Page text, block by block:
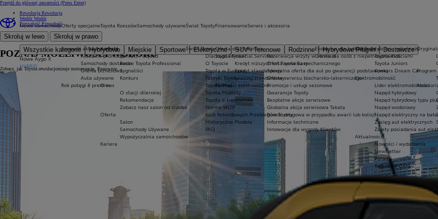
Przejdź do głównej zawartości (Press Enter)
Nowe samochody
Wszystkie kategorie Hybrydowe Miejskie Sportowe Elektryczne SUV i Terenowe Rodzinne Hybrydowe Plug-in
Dostawcze
Nowe Aygo X
HYBRID
Oferty specjalne
Sprawdź aktualne oferty
Aktualne promocje
Samochody dostawcze Toyota Professional
Oferta biznesowa
Auta używane
Rok potęgi 8 premier
Ekobonus dla hybryd Toyoty
Oferta dla osób z niepełnosprawnościami
Toyota Rzeszów
Kontakt
Kontakt i dojazd
Rodo
Sygnaliści
Konkurs
O nas
O stacji dilerskiej
Rekomendacje
Zobacz nasz salon od środka
Oferta
Salon
Samochody Używane
Wypożyczalnia samoichodów
Kariera
Samochody używaneŚwiat Toyoty
Świat Toyoty
Dlaczego Toyota?
O Toyocie
Toyota w Europie
Fabryki Toyoty
Toyota Way
Toyota Mobility
Toyota a środowisko
Norma WLTP
Klub Rekordowych Przebiegów Toyoty
Historyczne Modele
FAQ
Kluby dla dzieci i młodzieży
Toyota Kids
Toyota Juniors
Konkurs Dream Car
Elektromobilność
Lider elektromobilności
Napęd hybrydowy
Napęd hybrydowy typu
Napęd wodorowy
Napęd elektryczny na
Zasięg aut elektrycznych
Zalety posiadania aut
Aktualności
Nowości i wydarzenia
Newsletter
Porady
Regulacje CAFE
Finansowanie
Oferta dla firm
Toyota Financial Services
Kredyt niższych rat Toyota Easy
Kredyt standardowy
Leasing standardowy
Płatności elektroniczne
Serwis i akcesoria
Serwis
Rezerwacja wizyty w serwisie
Oferta serwisu mechanicznego
Specjalna oferta dla aut po gwarancji podstawowej
Oferta serwisu blacharsko-lakierniczego
Promocje i usługi sezonowe
Gwarancje Toyoty
Bezpłatne akcje serwisowe
Globalna akcja serwisowa Takata
Pomoc drogowa w przypadku awarii lub kolizji
Informacje techniczne
Innowacje dla wygody Klientów
Program
Rewolucja Rewolucja
WodórWodór
Przyszłość Przyszłość
Skroluj w lewo Skroluj w prawo
POZNAJ MOŻLIWOŚCI WODORU
Zobacz, jak Toyota rewolucjonizuje motoryzację. Ponownie.